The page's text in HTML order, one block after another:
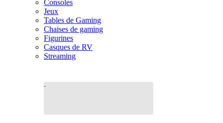
Consoles
Jeux
Tables de Gaming
Chaises de gaming
Figurines
Casques de RV
Streaming